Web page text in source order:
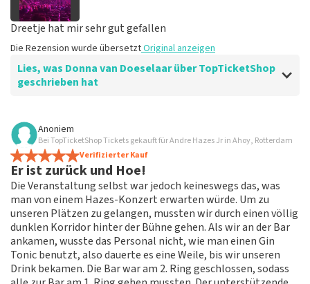
Dreetje hat mir sehr gut gefallen
Die Rezension wurde übersetztOriginal anzeigen
Lies, was Donna van Doeselaar über TopTicketShop
geschrieben hat
Bewertung von Donna van Doeselaar über
Gut organisiert
Die Rezension wurde übersetzt
Anoniem
Bei TopTicketShop Tickets gekauft für Andre Hazes Jr in Ahoy, Rotterdam
Verifizierter Kauf
Er ist zurück und Hoe!
Die Veranstaltung selbst war jedoch keineswegs das, was
man von einem Hazes-Konzert erwarten würde. Um zu
unseren Plätzen zu gelangen, mussten wir durch einen völlig
dunklen Korridor hinter der Bühne gehen. Als wir an der Bar
ankamen, wusste das Personal nicht, wie man einen Gin
Tonic benutzt, also dauerte es eine Weile, bis wir unseren
Drink bekamen. Die Bar war am 2. Ring geschlossen, sodass